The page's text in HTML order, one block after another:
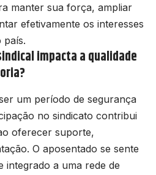
manter sua força, ampliar
efetivamente os interesses
país.
impacta a qualidade
um período de segurança
no sindicato contribui
oferecer suporte,
O aposentado se sente
integrado a uma rede de